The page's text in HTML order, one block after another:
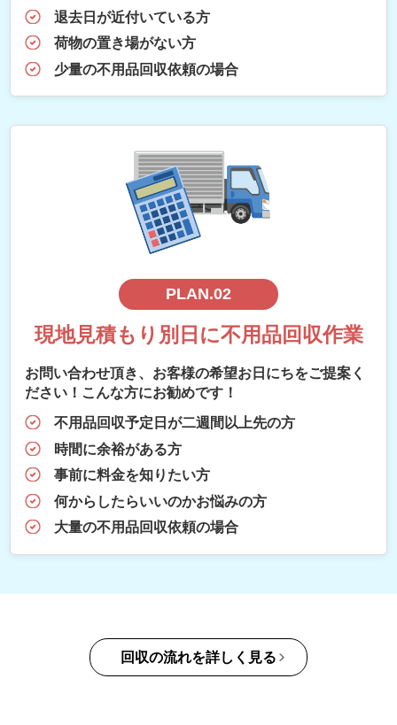
退去日が近付いている方
荷物の置き場がない方
少量の不用品回収依頼の場合
PLAN.02
現地見積もり別日に不用品回収作業
お問い合わせ頂き、お客様の希望お日にちをご提案く
ださい！こんな方にお勧めです！
不用品回収予定日が二週間以上先の方
時間に余裕がある方
事前に料金を知りたい方
何からしたらいいのかお悩みの方
大量の不用品回収依頼の場合
回収の流れを詳しく見る